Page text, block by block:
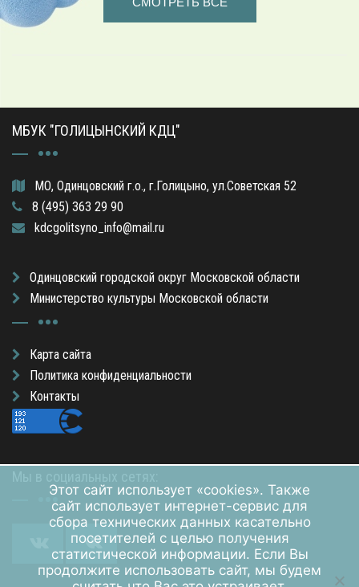
МБУК "ГОЛИЦЫНСКИЙ КДЦ"
МО, Одинцовский г.о., г.Голицыно, ул.Советская 52
8 (495) 363 29 90
kdcgolitsyno_info@mail.ru
Одинцовский городской округ Московской области
Министерство культуры Московской области
Карта сайта
Политика конфиденциальности
Контакты
Этот сайт использует «cookies». Также
сайт использует интернет-сервис для
сбора технических данных касательно
посетителей с целью получения
статистической информации. Если Вы
продолжите использовать сайт, мы будем